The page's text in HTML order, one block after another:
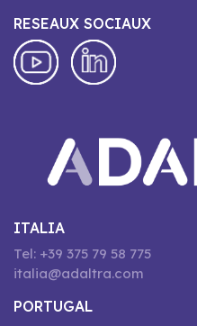
RESEAUX SOCIAUX
ITALIA
Tel: +39 375 79 58 775
italia@adaltra.com
PORTUGAL